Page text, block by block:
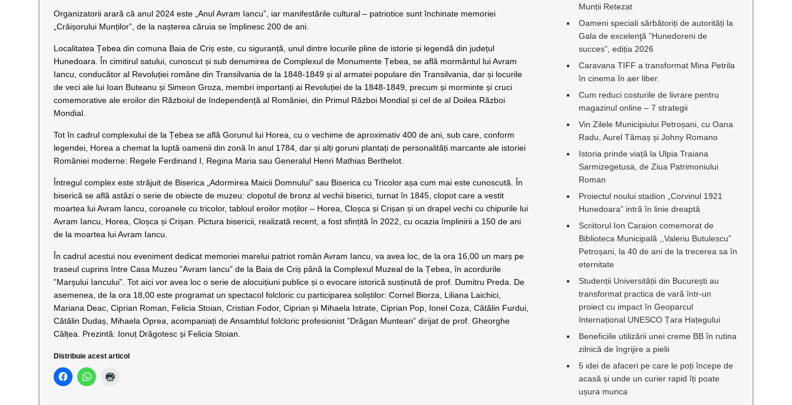
Organizatorii arară că anul 2024 este „Anul Avram Iancu”, iar manifestările cultural – patriotice sunt închinate memoriei
„Crăișorului Munților”, de la nașterea căruia se împlinesc 200 de ani.
Localitatea Țebea din comuna Baia de Criș este, cu siguranță, unul dintre locurile pline de istorie și legendă din județul
Hunedoara. În cimitirul satului, cunoscut și sub denumirea de Complexul de Monumente Țebea, se află mormântul lui Avram
Iancu, conducător al Revoluției române din Transilvania de la 1848-1849 și al armatei populare din Transilvania, dar și locurile
de veci ale lui Ioan Buteanu și Simeon Groza, membri importanți ai Revoluției de la 1848-1849, precum și morminte și cruci
comemorative ale eroilor din Războiul de Independență al României, din Primul Război Mondial și cel de al Doilea Război
Mondial.
Tot în cadrul complexului de la Țebea se află Gorunul lui Horea, cu o vechime de aproximativ 400 de ani, sub care, conform
legendei, Horea a chemat la luptă oamenii din zonă în anul 1784, dar și alți goruni plantați de personalități marcante ale istoriei
României moderne: Regele Ferdinand I, Regina Maria sau Generalul Henri Mathias Berthelot.
Întregul complex este străjuit de Biserica „Adormirea Maicii Domnului” sau Biserica cu Tricolor așa cum mai este cunoscută. În
biserică se află astăzi o serie de obiecte de muzeu: clopotul de bronz al vechii biserici, turnat în 1845, clopot care a vestit
moartea lui Avram Iancu, coroanele cu tricolor, tabloul eroilor moților – Horea, Cloșca și Crișan și un drapel vechi cu chipurile lui
Avram Iancu, Horea, Cloșca și Crișan. Pictura bisericii, realizată recent, a fost sfințită în 2022, cu ocazia împlinirii a 150 de ani
de la moartea lui Avram Iancu.
În cadrul acestui nou eveniment dedicat memoriei marelui patriot român Avram Iancu, va avea loc, de la ora 16,00 un marș pe
traseul cuprins între Casa Muzeu ”Avram Iancu” de la Baia de Criș până la Complexul Muzeal de la Țebea, în acordurile
”Marșului Iancului”. Tot aici vor avea loc o serie de alocuițiuni publice și o evocare istorică susținută de prof. Dumitru Preda. De
asemenea, de la ora 18,00 este programat un spectacol folcloric cu participarea soliștilor: Cornel Biorza, Liliana Laichici,
Mariana Deac, Ciprian Roman, Felicia Stoian, Cristian Fodor, Ciprian și Mihaela Istrate, Ciprian Pop, Ionel Coza, Cătălin Furdui,
Cătălin Dudaș, Mihaela Oprea, acompaniați de Ansamblul folcloric profesionist ”Drăgan Muntean” dirijat de prof. Gheorghe
Câlțea. Prezintă: Ionuț Drăgotesc și Felicia Stoian.
Distribuie acest articol
Munții Retezat
Oameni speciali sărbătoriți de autorități la
Gala de excelenţă ”Hunedoreni de
succes”, ediția 2026
Caravana TIFF a transformat Mina Petrila
în cinema în aer liber.
Cum reduci costurile de livrare pentru
magazinul online – 7 strategii
Vin Zilele Municipiului Petroșani, cu Oana
Radu, Aurel Tămaș și Johny Romano
Istoria prinde viață la Ulpia Traiana
Sarmizegetusa, de Ziua Patrimoniului
Roman
Proiectul noului stadion „Corvinul 1921
Hunedoara” intră în linie dreaptă
Scriitorul Ion Caraion comemorat de
Biblioteca Municipală ,,Valeriu Butulescu”
Petroșani, la 40 de ani de la trecerea sa în
eternitate
Studenții Universității din București au
transformat practica de vară într-un
proiect cu impact în Geoparcul
Internațional UNESCO Țara Hațegului
Beneficiile utilizării unei creme BB în rutina
zilnică de îngrijire a pielii
5 idei de afaceri pe care le poți începe de
acasă și unde un curier rapid îți poate
ușura munca